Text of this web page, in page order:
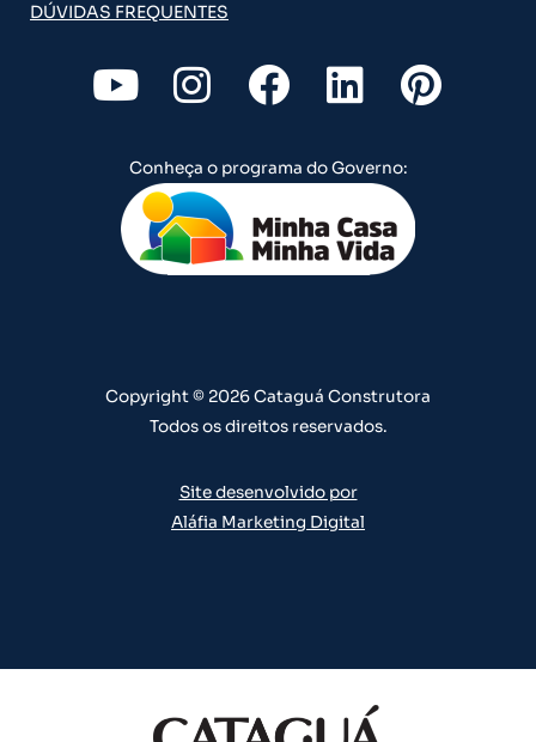
DÚVIDAS FREQUENTES
Y
o
u
t
u
b
I
n
s
t
a
g
m
F
a
c
e
b
o
L
i
n
k
e
d
P
i
t
Conheça o programa do Governo:
Copyright © 2026 Cataguá Construtora
Todos os direitos reservados.
Site desenvolvido por
Aláfia Marketing Digital